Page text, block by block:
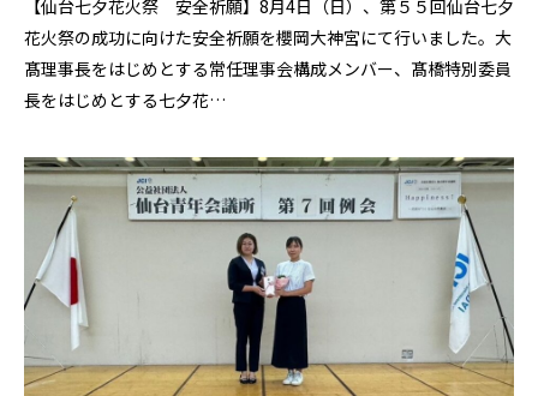
【仙台七夕花火祭 安全祈願】8月4日（日）、第５５回仙台七夕
花火祭の成功に向けた安全祈願を櫻岡大神宮にて行いました。大
髙理事長をはじめとする常任理事会構成メンバー、髙橋特別委員
長をはじめとする七夕花…